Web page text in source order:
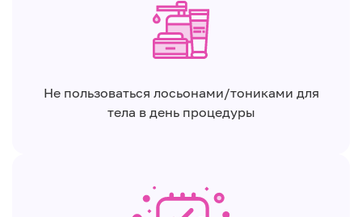
Не пользоваться лосьонами/тониками для
тела в день процедуры